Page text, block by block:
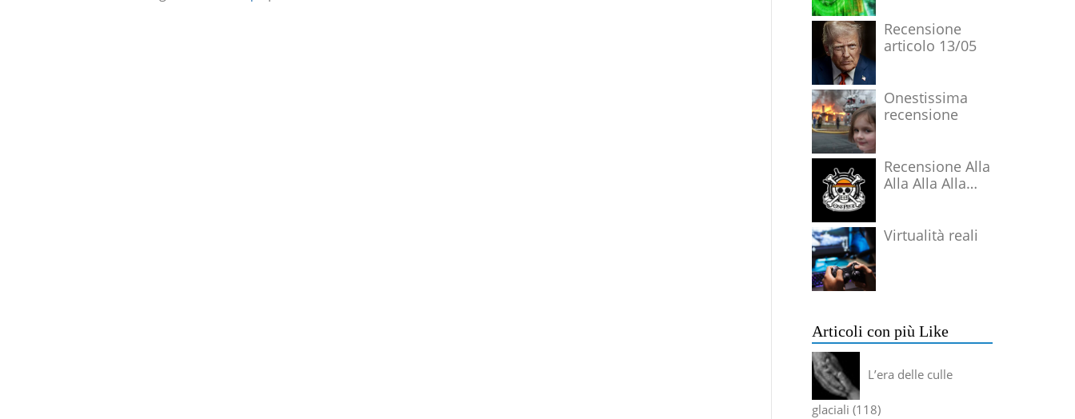
Recensione
articolo 13/05
Onestissima
recensione
Recensione Alla
Alla Alla Alla
Virtualità reali
Articoli con più Like
L’era delle culle
glaciali 118